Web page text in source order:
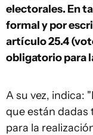
electorales. En
formal y por
artículo 25.4
obligatorio para
A su vez, indica:
que están dadas
para la